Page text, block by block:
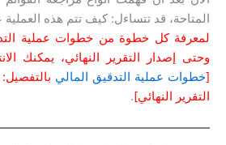
المتاحة، قد تتساءل: كيف تتم هذه
لمعرفة كل خطوة من خطوات عملية
وحتى إصدار التقرير النهائي، يمكنك
[خطوات عملية التدقيق المالي
التقرير النهائي].